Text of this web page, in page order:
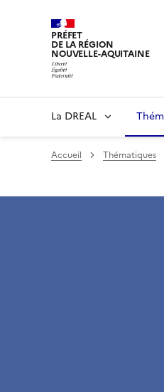
PRÉFET
DE LA RÉGION
NOUVELLE-AQUITAINE
La DREAL
Accueil Thématiques